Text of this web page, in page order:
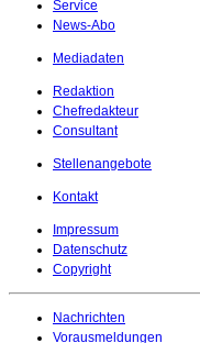
Service
News-Abo
Mediadaten
Redaktion
Chefredakteur
Consultant
Stellenangebote
Kontakt
Impressum
Datenschutz
Copyright
Nachrichten
Vorausmeldungen